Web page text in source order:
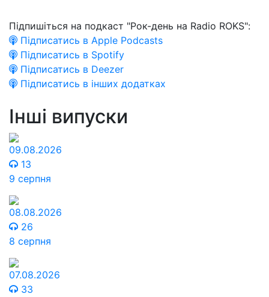
Підпишіться на подкаст "Рок-день на Radio ROKS":
Підписатись в Apple Podcasts
Підписатись в Spotify
Підписатись в Deezer
Підписатись в інших додатках
Інші випуски
09.08.2026
13
9 серпня
08.08.2026
26
8 серпня
07.08.2026
33